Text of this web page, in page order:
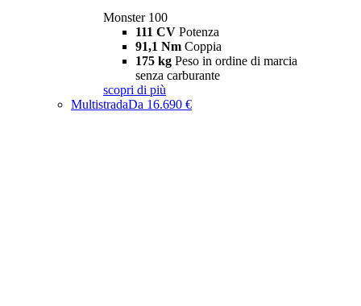
Monster 100
111 CV Potenza
91,1 Nm Coppia
175 kg Peso in ordine di marcia
senza carburante
scopri di più
MultistradaDa 16.690 €